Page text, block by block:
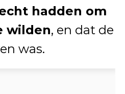
hadden om
wilden, en dat de
was.